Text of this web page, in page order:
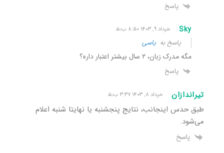
پاسخ
Sky خرداد ۹, ۱۴۰۳ ۸:۵۰ ب٫ظ
پاسخ به یاسی
مگه مدرک زبان، ۲ سال بیشتر اعتبار داره؟
پاسخ
تیراندازان خرداد ۸, ۱۴۰۳ ۳:۳۷ ب٫ظ
طبق حدس اینجانب، نتایج پنجشنبه یا نهایتا شنبه اعلام
می‌شود.
پاسخ